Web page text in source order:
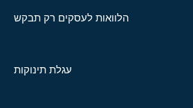
הלוואות לעסקים רק תבקש
עגלת תינוקות